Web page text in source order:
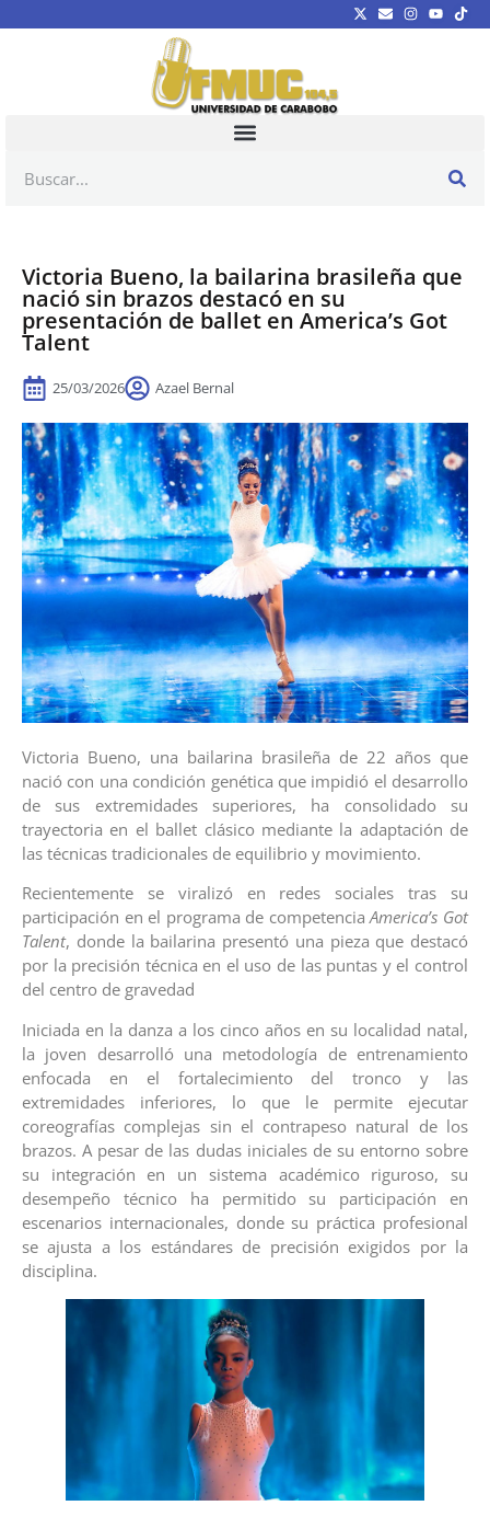
Victoria Bueno, la bailarina brasileña que
nació sin brazos destacó en su
presentación de ballet en America’s Got
Talent
25/03/2026 Azael Bernal
Victoria Bueno, una bailarina brasileña de 22 años que
nació con una condición genética que impidió el desarrollo
de sus extremidades superiores, ha consolidado su
trayectoria en el ballet clásico mediante la adaptación de
las técnicas tradicionales de equilibrio y movimiento.
Recientemente se viralizó en redes sociales tras su
participación en el programa de competenciaAmerica’s Got
Talent, donde la bailarina presentó una pieza que destacó
por la precisión técnica en el uso de las puntas y el control
del centro de gravedad
Iniciada en la danza a los cinco años en su localidad natal,
la joven desarrolló una metodología de entrenamiento
enfocada en el fortalecimiento del tronco y las
extremidades inferiores, lo que le permite ejecutar
coreografías complejas sin el contrapeso natural de los
brazos. A pesar de las dudas iniciales de su entorno sobre
su integración en un sistema académico riguroso, su
desempeño técnico ha permitido su participación en
escenarios internacionales, donde su práctica profesional
se ajusta a los estándares de precisión exigidos por la
disciplina.